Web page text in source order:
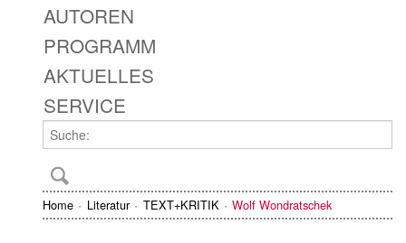
AUTOREN
PROGRAMM
AKTUELLES
SERVICE
Home Literatur TEXT+KRITIK Wolf Wondratschek